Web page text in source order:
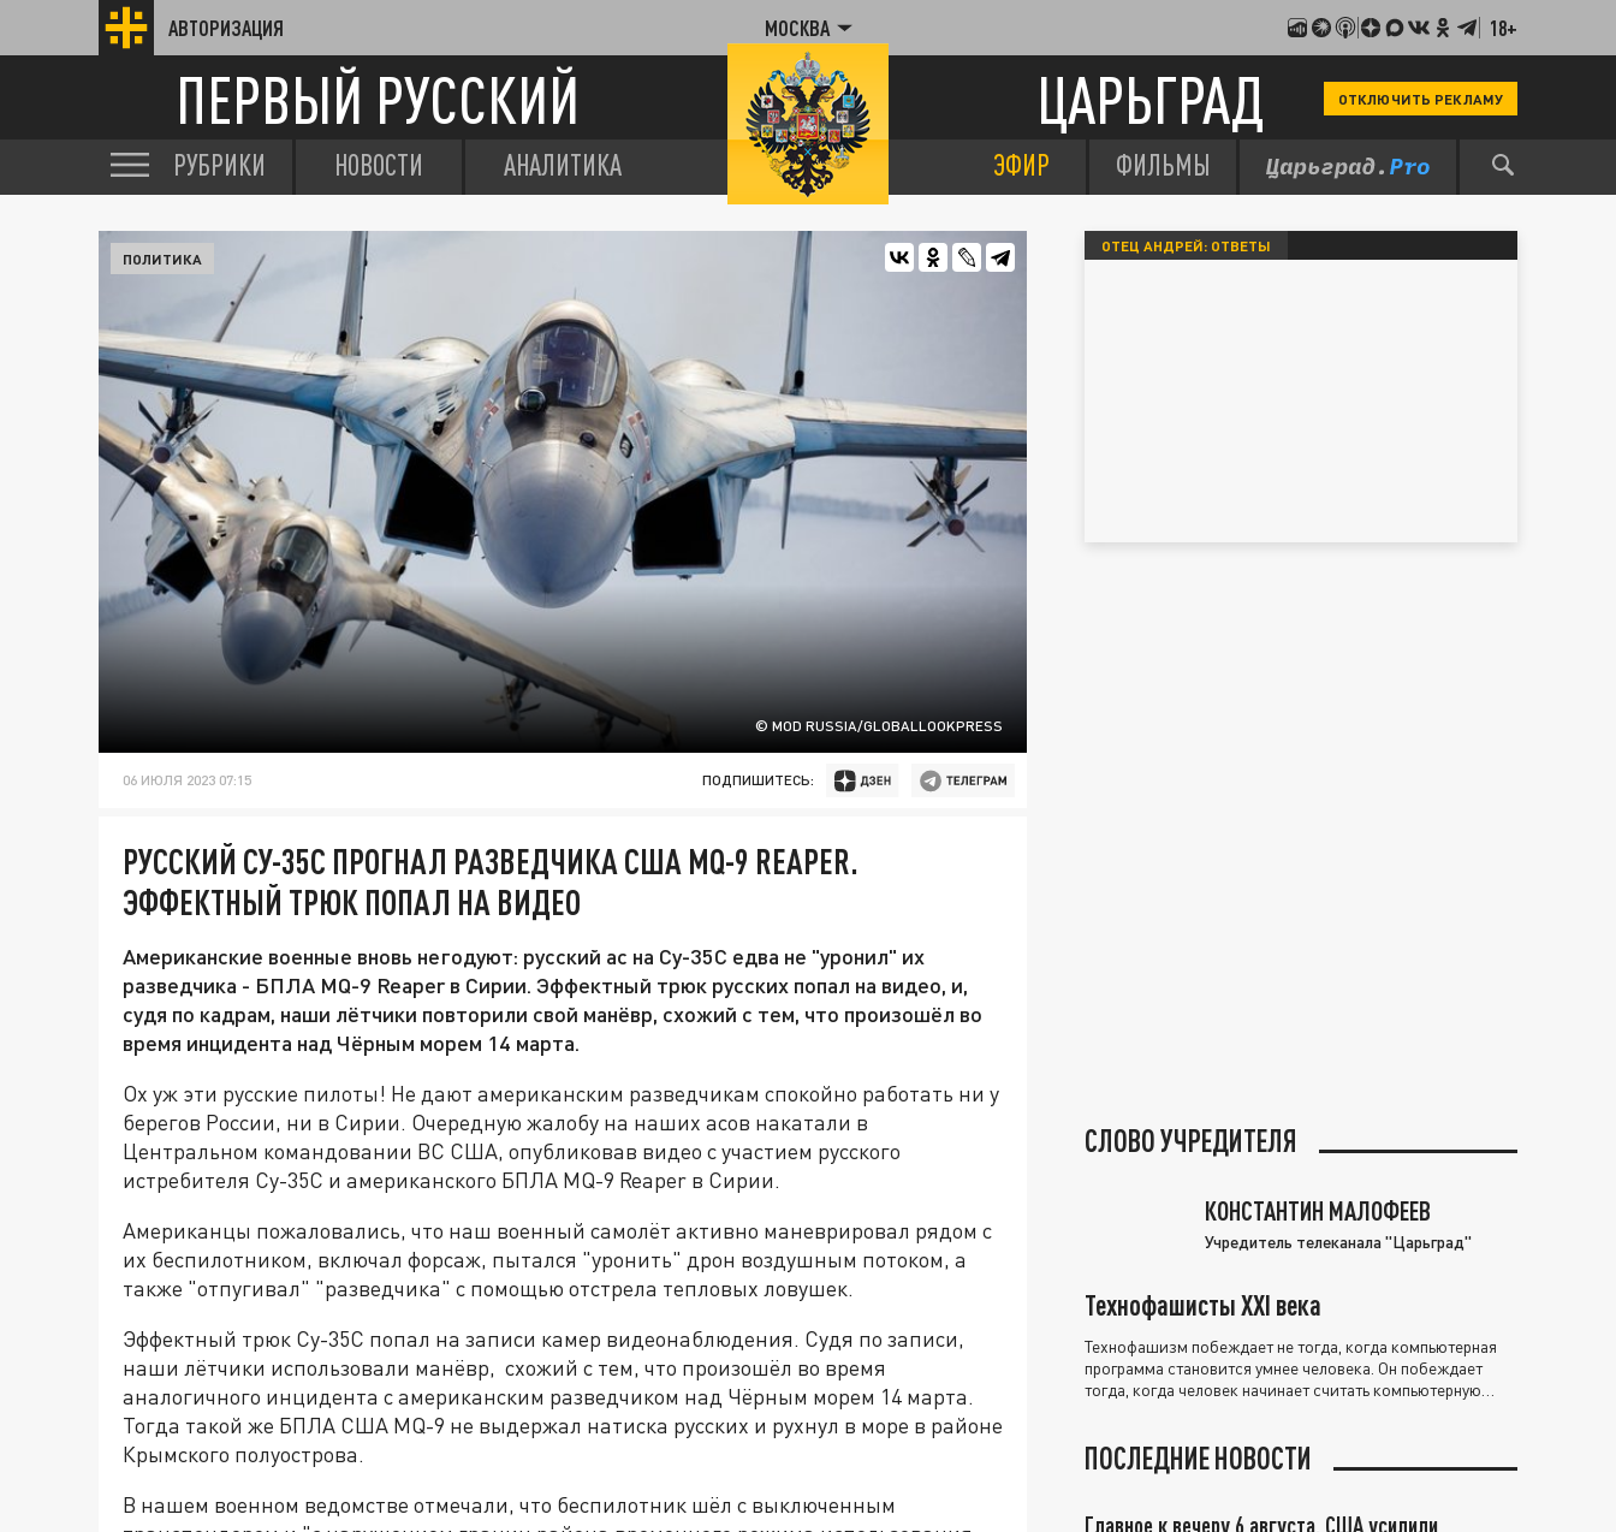
АВТОРИЗАЦИЯ МОСКВА 18+
ПЕРВЫЙ РУССКИЙ ЦАРЬГРАД ОТКЛЮЧИТЬ РЕКЛАМУ
РУБРИКИ НОВОСТИ АНАЛИТИКА ЭФИР ФИЛЬМЫ
© MOD RUSSIA/GLOBALLOOKPRESS
ПОЛИТИКА
06 ИЮЛЯ 2023 07:15 ПОДПИШИТЕСЬ:
РУССКИЙ СУ-35С ПРОГНАЛ РАЗВЕДЧИКА США MQ-9 REAPER.
ЭФФЕКТНЫЙ ТРЮК ПОПАЛ НА ВИДЕО
Американские военные вновь негодуют: русский ас на Су-35С едва не "уронил" их
разведчика - БПЛА MQ-9 Reaper в Сирии. Эффектный трюк русских попал на видео, и,
судя по кадрам, наши лётчики повторили свой манёвр, схожий с тем, что произошёл во
время инцидента над Чёрным морем 14 марта.
Ох уж эти русские пилоты! Не дают американским разведчикам спокойно работать ни у
берегов России, ни в Сирии. Очередную жалобу на наших асов накатали в
Центральном командовании ВС США, опубликовав видео с участием русского
истребителя Су-35С и американского БПЛА MQ-9 Reaper в Сирии.
Американцы пожаловались, что наш военный самолёт активно маневрировал рядом с
их беспилотником, включал форсаж, пытался "уронить" дрон воздушным потоком, а
также "отпугивал" "разведчика" с помощью отстрела тепловых ловушек.
Эффектный трюк Су-35С попал на записи камер видеонаблюдения. Судя по записи,
наши лётчики использовали манёвр, схожий с тем, что произошёл во время
аналогичного инцидента с американским разведчиком над Чёрным морем 14 марта.
Тогда такой же БПЛА США MQ-9 не выдержал натиска русских и рухнул в море в районе
Крымского полуострова.
В нашем военном ведомстве отмечали, что беспилотник шёл с выключенным
ОТЕЦ АНДРЕЙ: ОТВЕТЫ
СЛОВО УЧРЕДИТЕЛЯ
КОНСТАНТИН МАЛОФЕЕВ
Учредитель телеканала "Царьград"
Технофашисты XXI века
Технофашизм побеждает не тогда, когда компьютерная
программа становится умнее человека. Он побеждает
тогда, когда человек начинает считать компьютерную
ПОСЛЕДНИЕ НОВОСТИ
Главное к вечеру 6 августа. США усилили